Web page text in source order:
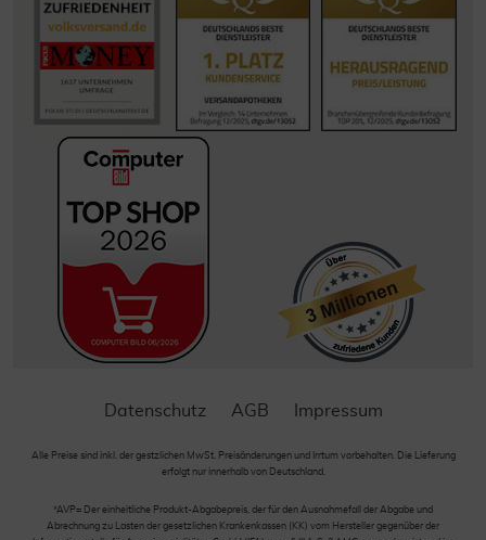
Datenschutz AGB Impressum
Alle Preise sind inkl. der gestzlichen MwSt. Preisänderungen und Irrtum vorbehalten. Die Lieferung
erfolgt nur innerhalb von Deutschland.
*AVP= Der einheitliche Produkt-Abgabepreis, der für den Ausnahmefall der Abgabe und
Abrechnung zu Lasten der gesetzlichen Krankenkassen (KK) vom Hersteller gegenüber der